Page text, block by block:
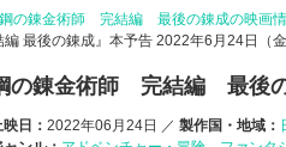
鋼の錬金術師 完結編 最後の錬成の映画情
最後の錬成』本予告 2022年6月24日（
の錬金術師 完結編 最後
日： 2022年06月24日 ／ 製作国・地域：